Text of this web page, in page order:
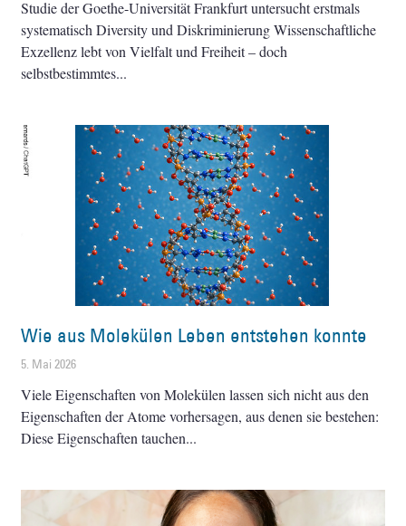
Studie der Goethe-Universität Frankfurt untersucht erstmals
systematisch Diversity und Diskriminierung Wissenschaftliche
Exzellenz lebt von Vielfalt und Freiheit – doch
selbstbestimmtes
Wie aus Molekülen Leben entstehen konnte
5. Mai 2026
Viele Eigenschaften von Molekülen lassen sich nicht aus den
Eigenschaften der Atome vorhersagen, aus denen sie bestehen:
Diese Eigenschaften tauchen